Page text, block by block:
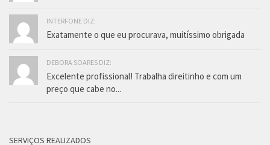
INTERFONE DIZ:
Exatamente o que eu procurava, muitíssimo obrigada
DEBORA SOARES DIZ:
Excelente profissional! Trabalha direitinho e com um
preço que cabe no...
SERVIÇOS REALIZADOS